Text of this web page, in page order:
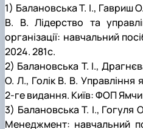
1) Балановська Т. І., Гавриш
В. В. Лідерство та
організації: навчальний
2024. 281с.
2) Балановська Т. І.,
О. Л., Голік В. В. Управління
2-ге видання. Київ: ФОП
3) Балановська Т. І.,
Менеджмент: навчальний